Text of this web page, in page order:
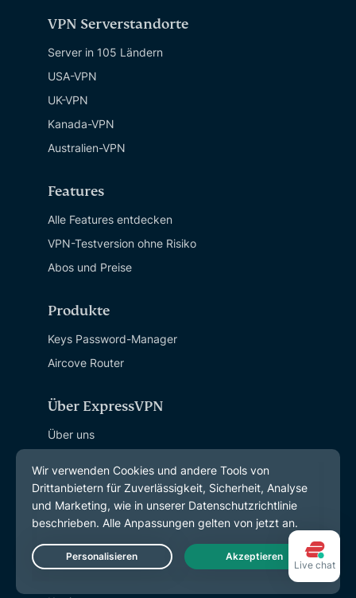
VPN Serverstandorte
Server in 105 Ländern
USA-VPN
UK-VPN
Kanada-VPN
Australien-VPN
Features
Alle Features entdecken
VPN-Testversion ohne Risiko
Abos und Preise
Produkte
Keys Password-Manager
Aircove Router
Über ExpressVPN
Über uns
Rights Center
Sicherheitsaudits
ExpressVPN-Erfahrungen
Unsere Experten
Live chat